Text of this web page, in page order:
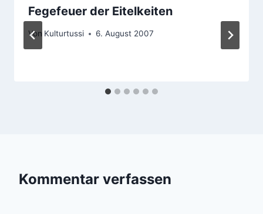
Fegefeuer der Eitelkeiten
Von Kulturtussi 6. August 2007
Kommentar verfassen